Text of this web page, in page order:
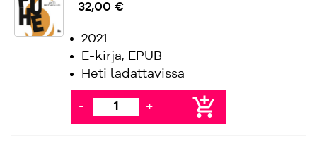
32,00 €
2021
E-kirja, EPUB
Heti ladattavissa
- + add_shopping_cart